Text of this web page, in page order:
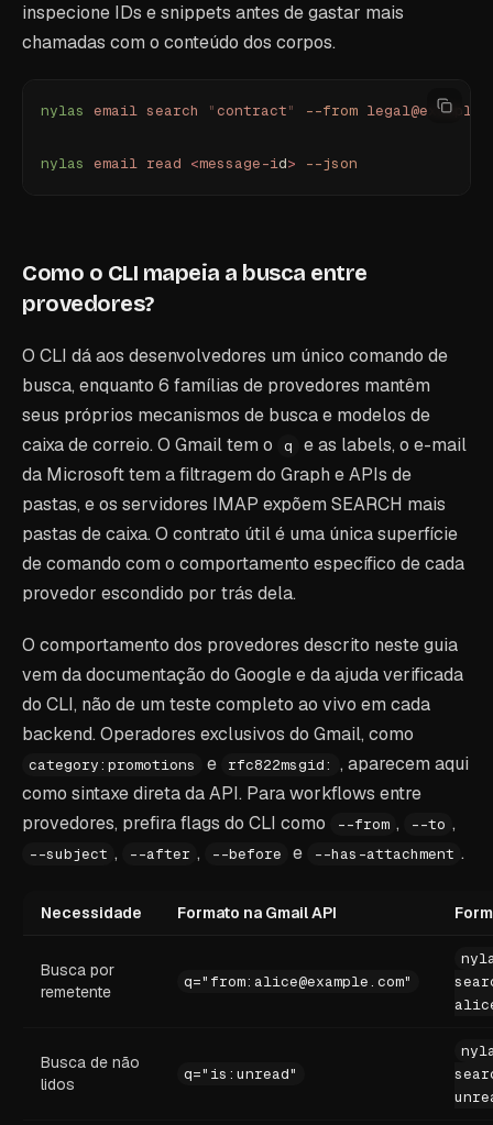
inspecione IDs e snippets antes de gastar mais
chamadas com o conteúdo dos corpos.
nylas email search "contract" --from
nylas email read <message-id> --json
Como o CLI mapeia a busca entre
provedores?
O CLI dá aos desenvolvedores um único comando de
busca, enquanto 6 famílias de provedores mantêm
seus próprios mecanismos de busca e modelos de
caixa de correio. O Gmail tem o
q
e as labels, o e-mail
da Microsoft tem a filtragem do Graph e APIs de
pastas, e os servidores IMAP expõem SEARCH mais
pastas de caixa. O contrato útil é uma única superfície
de comando com o comportamento específico de cada
provedor escondido por trás dela.
O comportamento dos provedores descrito neste guia
vem da documentação do Google e da ajuda verificada
do CLI, não de um teste completo ao vivo em cada
backend. Operadores exclusivos do Gmail, como
category:promotions e rfc822msgid: , aparecem aqui
como sintaxe direta da API. Para workflows entre
provedores, prefira flags do CLI como
--from , --to ,
--subject , --after , --before e --has-attachment .
Necessidade Formato na Gmail API
Busca por
remetente
q="from:alice@example.com"
Busca de não
lidos
q="is:unread"